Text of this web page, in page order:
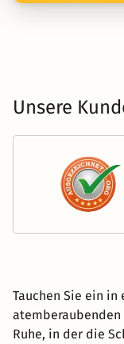
Unsere
Tauchen Sie ein in
Ruhe, in der die